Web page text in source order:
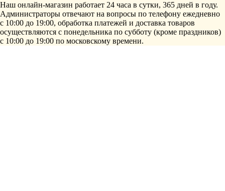
Наш онлайн-магазин работает 24 часа в сутки, 365 дней в году.
Администраторы отвечают на вопросы по телефону ежедневно
с 10:00 до 19:00, обработка платежей и доставка товаров
осуществляются с понедельника по субботу (кроме праздников)
с 10:00 до 19:00 по московскому времени.